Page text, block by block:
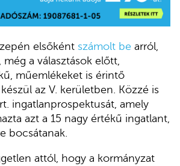
elsőként számolt be arról,
a választások előtt,
műemlékeket is érintő
az V. kerületben. Közzé is
ingatlanprospektusát, amely
azt a 15 nagy értékű ingatlant,
bocsátanak.
attól, hogy a kormányzat